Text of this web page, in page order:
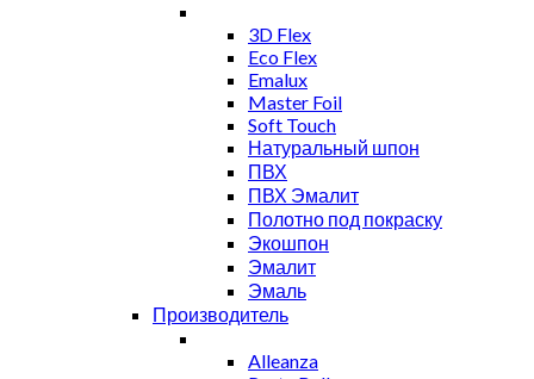
3D Flex
Eco Flex
Emalux
Master Foil
Soft Touch
Натуральный шпон
ПВХ
ПВХ Эмалит
Полотно под покраску
Экошпон
Эмалит
Эмаль
Производитель
Alleanza